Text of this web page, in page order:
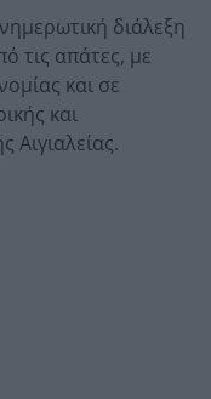
διάλεξη
τις απάτες, με
και σε
και
Αιγιαλείας.